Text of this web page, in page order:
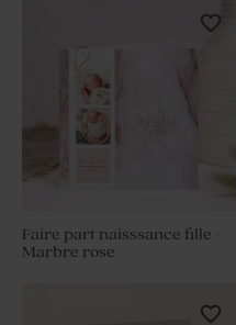
Faire part naisssance fille -
Marbre rose